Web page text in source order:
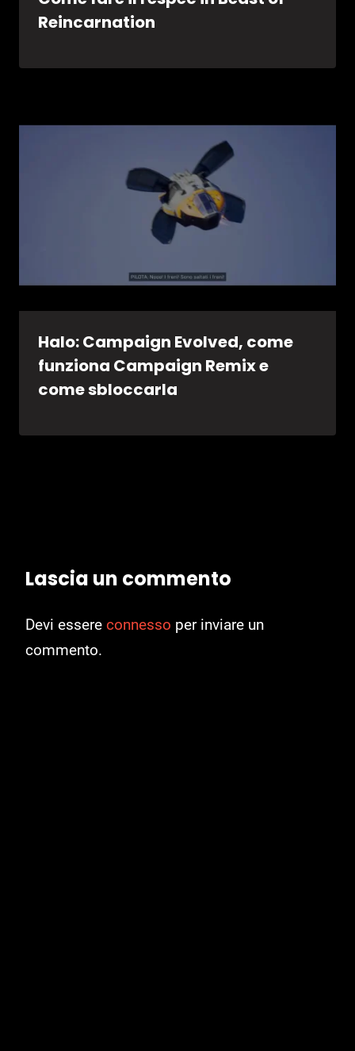
Reincarnation
Halo: Campaign Evolved, come
funziona Campaign Remix e
come sbloccarla
Lascia un commento
Devi essere connesso per inviare un
commento.